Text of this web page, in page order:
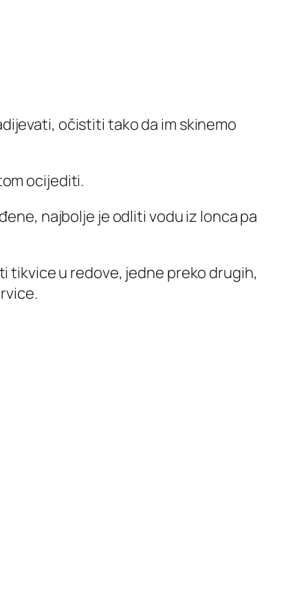
očistiti tako da im skinemo
ocijediti.
najbolje je odliti vodu iz lonca pa
tikvice u redove, jedne preko drugih,